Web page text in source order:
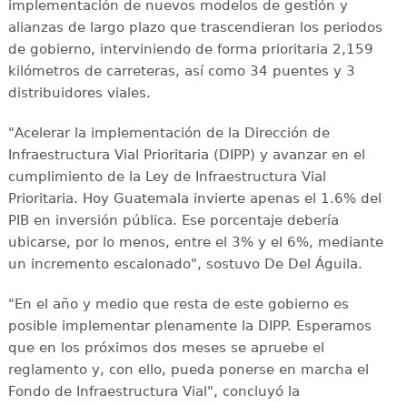
implementación de nuevos modelos de gestión y
alianzas de largo plazo que trascendieran los periodos
de gobierno, interviniendo de forma prioritaria 2,159
kilómetros de carreteras, así como 34 puentes y 3
distribuidores viales.
"Acelerar la implementación de la Dirección de
Infraestructura Vial Prioritaria (DIPP) y avanzar en el
cumplimiento de la Ley de Infraestructura Vial
Prioritaria. Hoy Guatemala invierte apenas el 1.6% del
PIB en inversión pública. Ese porcentaje debería
ubicarse, por lo menos, entre el 3% y el 6%, mediante
un incremento escalonado", sostuvo De Del Águila.
"En el año y medio que resta de este gobierno es
posible implementar plenamente la DIPP. Esperamos
que en los próximos dos meses se apruebe el
reglamento y, con ello, pueda ponerse en marcha el
Fondo de Infraestructura Vial", concluyó la